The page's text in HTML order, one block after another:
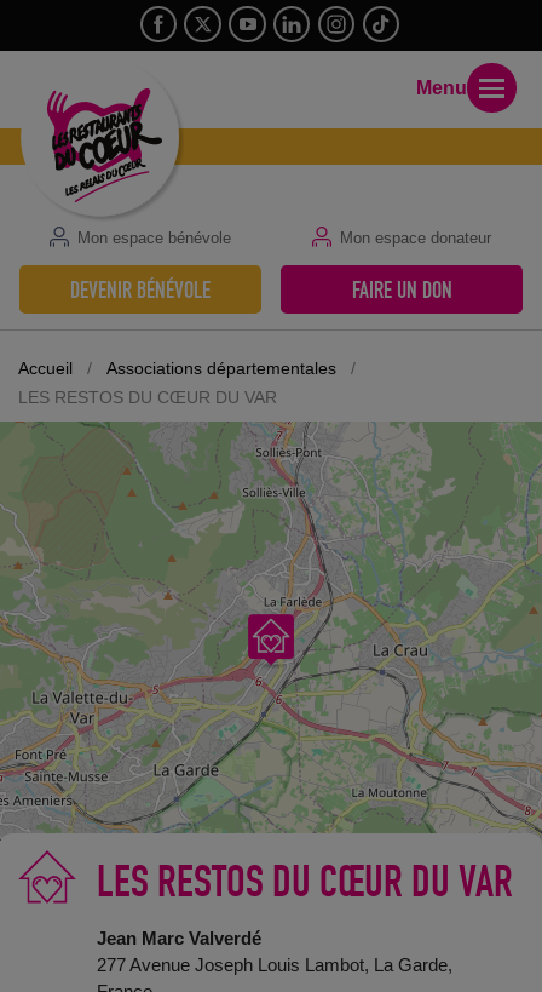
Mon espace bénévole Mon espace donateur
DEVENIR BÉNÉVOLE FAIRE UN DON
Menu
Accueil / Associations départementales
/
LES RESTOS DU CŒUR DU VAR
LES RESTOS DU CŒUR DU VAR
Jean Marc Valverdé
277 Avenue Joseph Louis Lambot, La Garde,